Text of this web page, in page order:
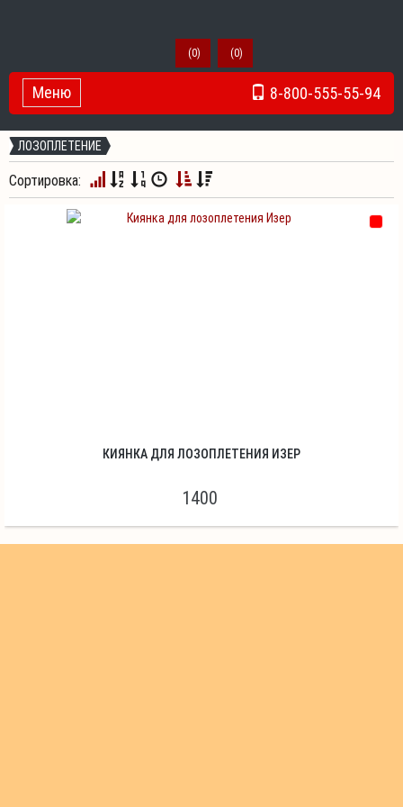
(0) (0)
8-800-555-55-94
Toggle Navigation
Меню
ЛОЗОПЛЕТЕНИЕ
Сортировка:
КИЯНКА ДЛЯ ЛОЗОПЛЕТЕНИЯ ИЗЕР
1400